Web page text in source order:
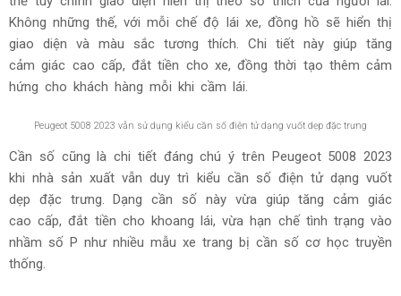
Không những thế, với mỗi chế độ lái xe, đồng hồ sẽ hiển thị
giao diện và màu sắc tương thích. Chi tiết này giúp tăng
cảm giác cao cấp, đắt tiền cho xe, đồng thời tạo thêm cảm
hứng cho khách hàng mỗi khi cầm lái.